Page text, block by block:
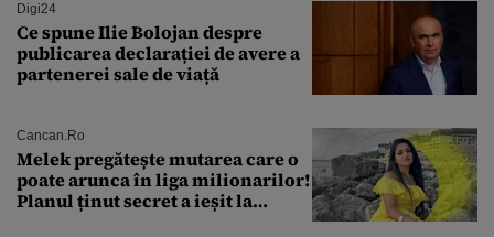
Digi24
Ce spune Ilie Bolojan despre
publicarea declarației de avere a
partenerei sale de viață
Cancan.ro
Melek pregătește mutarea care o
poate arunca în liga milionarilor!
Planul ținut secret a ieșit la